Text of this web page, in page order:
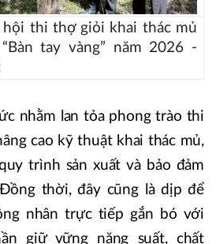
hội thi thợ giỏi khai thác mủ
tay vàng” năm 2026 -
nhằm lan tỏa phong trào thi
cao kỹ thuật khai thác mủ,
trình sản xuất và bảo đảm
thời, đây cũng là dịp để
nhân trực tiếp gắn bó với
giữ vững năng suất, chất